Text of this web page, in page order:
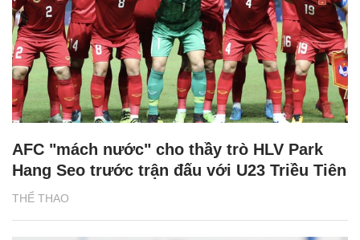
THỂ THAO
AFC "mách nước" cho thầy trò HLV Park
Hang Seo trước trận đấu với U23 Triều Tiên